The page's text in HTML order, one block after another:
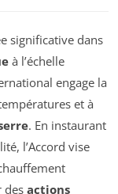
significative dans
à l’échelle
engage la
et à
. En instaurant
l’Accord vise
des actions